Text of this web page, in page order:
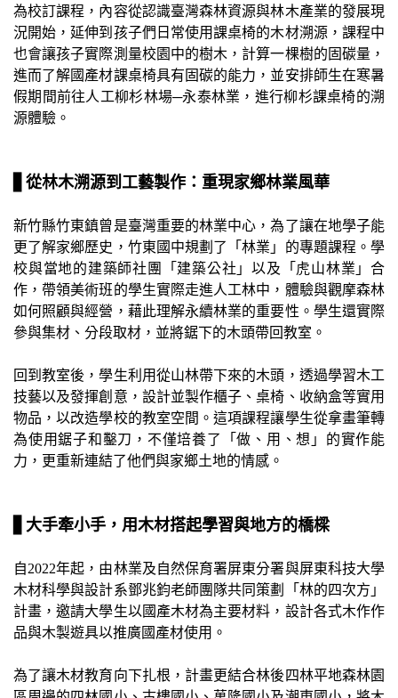
為校訂課程，內容從認識臺灣森林資源與林木產業的發展現
況開始，延伸到孩子們日常使用課桌椅的木材溯源，課程中
也會讓孩子實際測量校園中的樹木，計算一棵樹的固碳量，
進而了解國產材課桌椅具有固碳的能力，並安排師生在寒暑
假期間前往人工柳杉林場─永泰林業，進行柳杉課桌椅的溯
源體驗。
從林木溯源到工藝製作：重現家鄉林業風華
新竹縣竹東鎮曾是臺灣重要的林業中心，為了讓在地學子能
更了解家鄉歷史，竹東國中規劃了「林業」的專題課程。學
校與當地的建築師社團「建築公社」以及「虎山林業」合
作，帶領美術班的學生實際走進人工林中，體驗與觀摩森林
如何照顧與經營，藉此理解永續林業的重要性。學生還實際
參與集材、分段取材，並將鋸下的木頭帶回教室。
回到教室後，學生利用從山林帶下來的木頭，透過學習木工
技藝以及發揮創意，設計並製作櫃子、桌椅、收納盒等實用
物品，以改造學校的教室空間。這項課程讓學生從拿畫筆轉
為使用鋸子和鑿刀，不僅培養了「做、用、想」的實作能
力，更重新連結了他們與家鄉土地的情感。
大手牽小手，用木材搭起學習與地方的橋樑
自2022年起，由林業及自然保育署屏東分署與屏東科技大學
木材科學與設計系鄧兆鈞老師團隊共同策劃「林的四次方」
計畫，邀請大學生以國產木材為主要材料，設計各式木作作
品與木製遊具以推廣國產材使用。
為了讓木材教育向下扎根，計畫更結合林後四林平地森林園